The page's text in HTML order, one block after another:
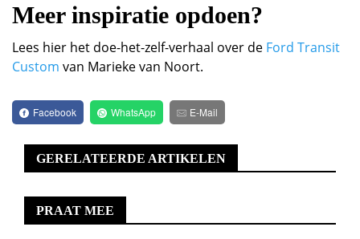
Meer inspiratie opdoen?
Lees hier het doe-het-zelf-verhaal over de Ford Transit
Custom van Marieke van Noort.
Facebook WhatsApp E-Mail
GERELATEERDE ARTIKELEN
PRAAT MEE